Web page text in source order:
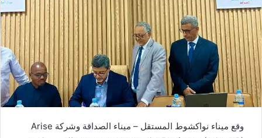
وقع ميناء نواكشوط المستقل – ميناء الصداقة وشركة Arise